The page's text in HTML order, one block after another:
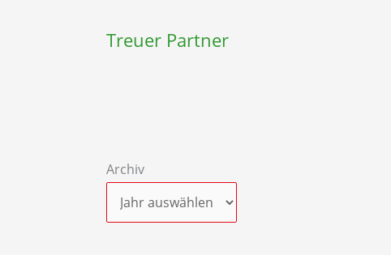
Treuer Partner
Archiv